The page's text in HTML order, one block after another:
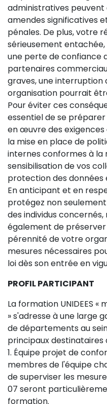
administratives peuvent
amendes significatives
pénales. De plus, votre
sérieusement
une perte de confiance
partenaires
graves, une
organisation pourrait
Pour éviter ces
essentiel de se
en œuvre des exigences
la mise en place de
internes conformes à la
sensibilisation de vos
protection des données
En anticipant et en
protégez non
des individus concernés,
également de
pérennité de votre
mesures nécessaires
loi dès son entrée en
PROFIL PARTICIPANT
La formation UNIDEES
» s'adresse à une large
de départements au
principaux
1. Équipe projet de
membres de l'équipe
de superviser les
07 seront
formation.